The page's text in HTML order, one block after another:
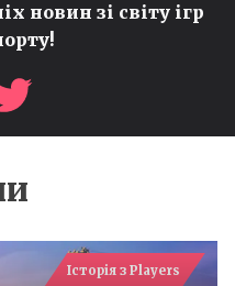
новин зі світу ігр
Історія з Players